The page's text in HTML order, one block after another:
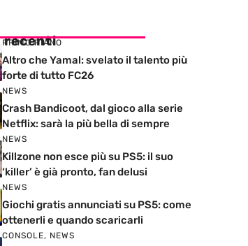
PRIMO PIANO
Altro che Yamal: svelato il talento più
forte di tutto FC26
NEWS
Crash Bandicoot, dal gioco alla serie
Netflix: sarà la più bella di sempre
NEWS
Killzone non esce più su PS5: il suo
‘killer’ è già pronto, fan delusi
NEWS
Giochi gratis annunciati su PS5: come
ottenerli e quando scaricarli
CONSOLE, NEWS